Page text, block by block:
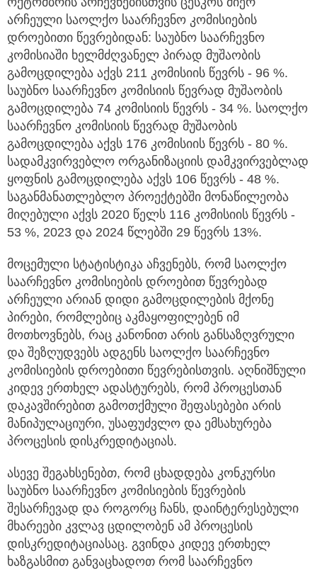
არჩეული საოლქო საარჩევნო კომისიების
დროებითი წევრებიდან: საუბნო საარჩევნო
კომისიაში ხელმძღვანელ პირად მუშაობის
გამოცდილება აქვს 211 კომისიის წევრს - 96 %.
საუბნო საარჩევნო კომისიის წევრად მუშაობის
გამოცდილება 74 კომისიის წევრს - 34 %. საოლქო
საარჩევნო კომისიის წევრად მუშაობის
გამოცდილება აქვს 176 კომისიის წევრს - 80 %.
სადამკვირვებლო ორგანიზაციის დამკვირვებლად
ყოფნის გამოცდილება აქვს 106 წევრს - 48 %.
საგანმანათლებლო პროექტებში მონაწილეობა
მიღებული აქვს 2020 წელს 116 კომისიის წევრს -
53 %, 2023 და 2024 წლებში 29 წევრს 13%.
მოცემული სტატისტიკა აჩვენებს, რომ საოლქო
საარჩევნო კომისიების დროებით წევრებად
არჩეული არიან დიდი გამოცდილების მქონე
პირები, რომლებიც აკმაყოფილებენ იმ
მოთხოვნებს, რაც კანონით არის განსაზღვრული
და შეზღუდვებს ადგენს საოლქო საარჩევნო
კომისიების დროებითი წევრებისთვის. აღნიშნული
კიდევ ერთხელ ადასტურებს, რომ პროცესთან
დაკავშირებით გამოთქმული შეფასებები არის
მანიპულაციური, უსაფუძვლო და ემსახურება
პროცესის დისკრედიტაციას.
ასევე შეგახსენებთ, რომ ცხადდება კონკურსი
საუბნო საარჩევნო კომისიების წევრების
შესარჩევად და როგორც ჩანს, დაინტერესებული
მხარეები კვლავ ცდილობენ ამ პროცესის
დისკრედიტაციასაც. გვინდა კიდევ ერთხელ
ხაზგასმით განვაცხადოთ რომ საარჩევნო